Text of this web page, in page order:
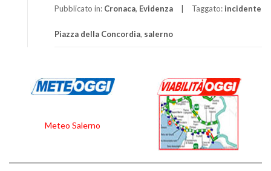
Pubblicato in: Cronaca, Evidenza Taggato: incidente
Piazza della Concordia, salerno
Meteo Salerno